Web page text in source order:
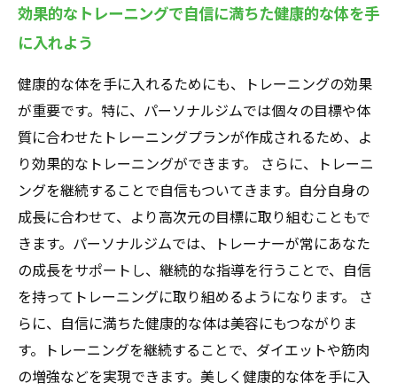
効果的なトレーニングで自信に満ちた健康的な体を手
に入れよう
健康的な体を手に入れるためにも、トレーニングの効果
が重要です。特に、パーソナルジムでは個々の目標や体
質に合わせたトレーニングプランが作成されるため、よ
り効果的なトレーニングができます。 さらに、トレーニ
ングを継続することで自信もついてきます。自分自身の
成長に合わせて、より高次元の目標に取り組むこともで
きます。パーソナルジムでは、トレーナーが常にあなた
の成長をサポートし、継続的な指導を行うことで、自信
を持ってトレーニングに取り組めるようになります。 さ
らに、自信に満ちた健康的な体は美容にもつながりま
す。トレーニングを継続することで、ダイエットや筋肉
の増強などを実現できます。美しく健康的な体を手に入